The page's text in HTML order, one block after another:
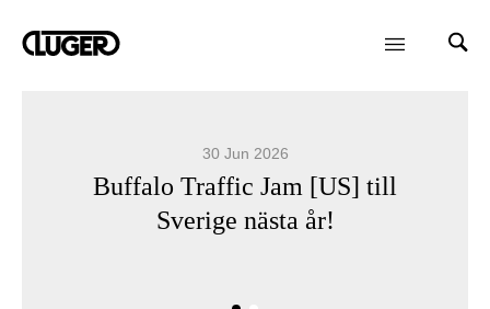
30 Jun 2026
Buffalo Traffic Jam [US] till
Sverige nästa år!